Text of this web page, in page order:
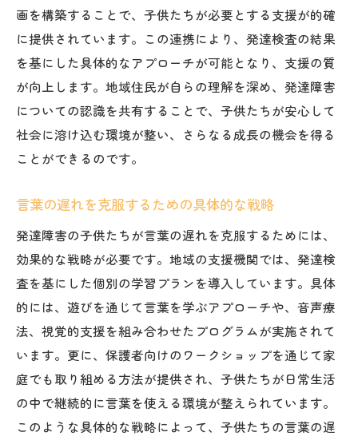
実績が示す支援の成果とその意義
発達障害の理解を深める地域イベント
未来を見据えた支援プログラムの開発
発達検査を基にした佐久市の個別支援計画の構
築と成功事例
個別支援計画の立案プロセス
発達検査データの活用方法
個別支援計画がもたらす具体的な成果
関係者連携による支援の質の向上
未来の支援計画に活かすべき教訓
言葉の遅れを克服するための佐久市の発展的ア
プローチ
言葉の遅れに特化した新しい支援方法
親子で取り組む家庭での支援策
専門家による最新の支援技術の導入
画を構築することで、子供たちが必要とする支援が的確
に提供されています。この連携により、発達検査の結果
を基にした具体的なアプローチが可能となり、支援の質
が向上します。地域住民が自らの理解を深め、発達障害
についての認識を共有することで、子供たちが安心して
社会に溶け込む環境が整い、さらなる成長の機会を得る
ことができるのです。
言葉の遅れを克服するための具体的な戦略
発達障害の子供たちが言葉の遅れを克服するためには、
効果的な戦略が必要です。地域の支援機関では、発達検
査を基にした個別の学習プランを導入しています。具体
的には、遊びを通じて言葉を学ぶアプローチや、音声療
法、視覚的支援を組み合わせたプログラムが実施されて
います。更に、保護者向けのワークショップを通じて家
庭でも取り組める方法が提供され、子供たちが日常生活
の中で継続的に言葉を使える環境が整えられています。
このような具体的な戦略によって、子供たちの言葉の遅